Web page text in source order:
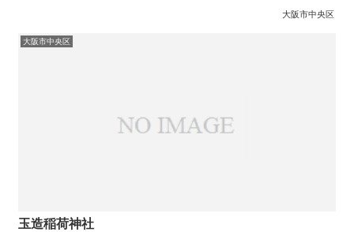
大阪市中央区
大阪市中央区
玉造稲荷神社